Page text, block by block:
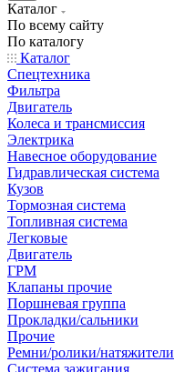
Каталог
По всему сайту
По каталогу
Каталог
Спецтехника
Фильтра
Двигатель
Колеса и трансмиссия
Электрика
Навесное оборудование
Гидравлическая система
Кузов
Тормозная система
Топливная система
Легковые
Двигатель
ГРМ
Клапаны прочие
Поршневая группа
Прокладки/сальники
Прочие
Ремни/ролики/натяжители
Система зажигания